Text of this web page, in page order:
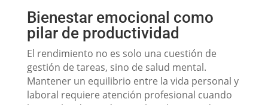
Bienestar emocional como
pilar de productividad
El rendimiento no es solo una cuestión de
gestión de tareas, sino de salud mental.
Mantener un equilibrio entre la vida personal y
laboral requiere atención profesional cuando